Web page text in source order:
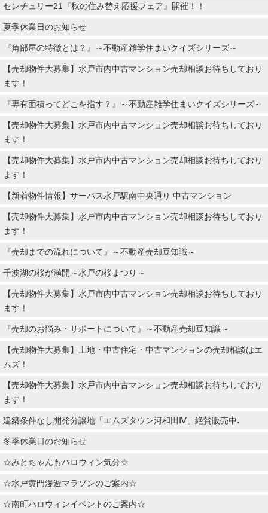
センチュリー21『秋の住み替え応援フェア』開催！！
夏季休業日のお知らせ
『角部屋の特徴とは？』～不動産雑学住まいクイズシリーズ～
【売却物件大募集】水戸市内中古マンション売却相談お待ちしており
ます！
『専有面積ってどこを指す？』～不動産雑学住まいクイズシリーズ～
【売却物件大募集】水戸市内中古マンション売却相談お待ちしており
ます！
【売却物件大募集】水戸市内中古マンション売却相談お待ちしており
ます！
【新着物件情報】サーパス水戸駅南中央通り 中古マンション
【売却物件大募集】水戸市内中古マンション売却相談お待ちしており
ます！
『売却までの流れについて』～不動産売却豆知識～
千波湖の桜が満開～水戸の桜まつり～
【売却物件大募集】水戸市内中古マンション売却相談お待ちしており
ます！
『売却のお悩み・サポートについて』～不動産売却豆知識～
【売却物件大募集】土地・中古住宅・中古マンションの売却相談はエ
ムズ！
【売却物件大募集】水戸市内中古マンション売却相談お待ちしており
ます！
建築条件なし開発分譲地「エムズタウン河和田Ⅳ」絶賛販売中♩
冬季休業日のお知らせ
☆みとちゃんもハロウィン気分☆
☆水戸黄門漫遊マラソンのご案内☆
☆南町ハロウィンイベントのご案内☆